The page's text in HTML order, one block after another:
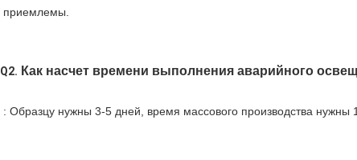
приемлемы.
Q2. Как насчет времени выполнения аварийного
: Образцу нужны 3-5 дней, время массового производства нужны